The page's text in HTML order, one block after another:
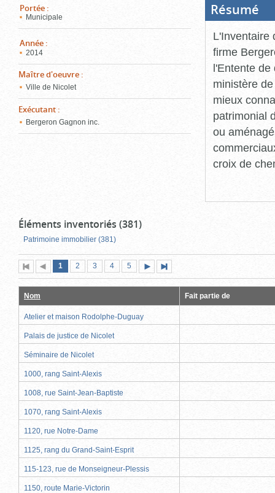
Portée :
Municipale
Année :
2014
Maître d'oeuvre :
Ville de Nicolet
Exécutant :
Bergeron Gagnon inc.
Résumé
L'Inventaire
firme
l'Entente de
ministère
mieux
patrimonial
ou
croix de
Éléments inventoriés (381)
Patrimoine immobilier (381)
Première
page
Page
précédente
Page
1 (page
actuelle)
Page
2 Page
3 Page
4 Page
5
suivante
page
Nom Fait partie de
Atelier et maison Rodolphe-Duguay
Palais de justice de Nicolet
Séminaire de Nicolet
1000, rang Saint-Alexis
1008, rue Saint-Jean-Baptiste
1070, rang Saint-Alexis
1120, rue Notre-Dame
1125, rang du Grand-Saint-Esprit
115-123, rue de Monseigneur-Plessis
1150, route Marie-Victorin